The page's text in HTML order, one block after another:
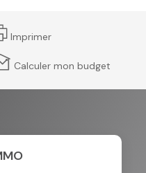
Imprimer
Calculer mon budget